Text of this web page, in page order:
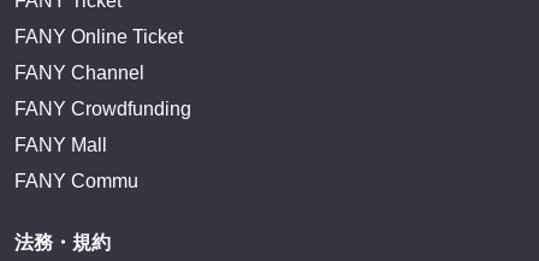
FANY Online Ticket
FANY Channel
FANY Crowdfunding
FANY Mall
FANY Commu
法務・規約